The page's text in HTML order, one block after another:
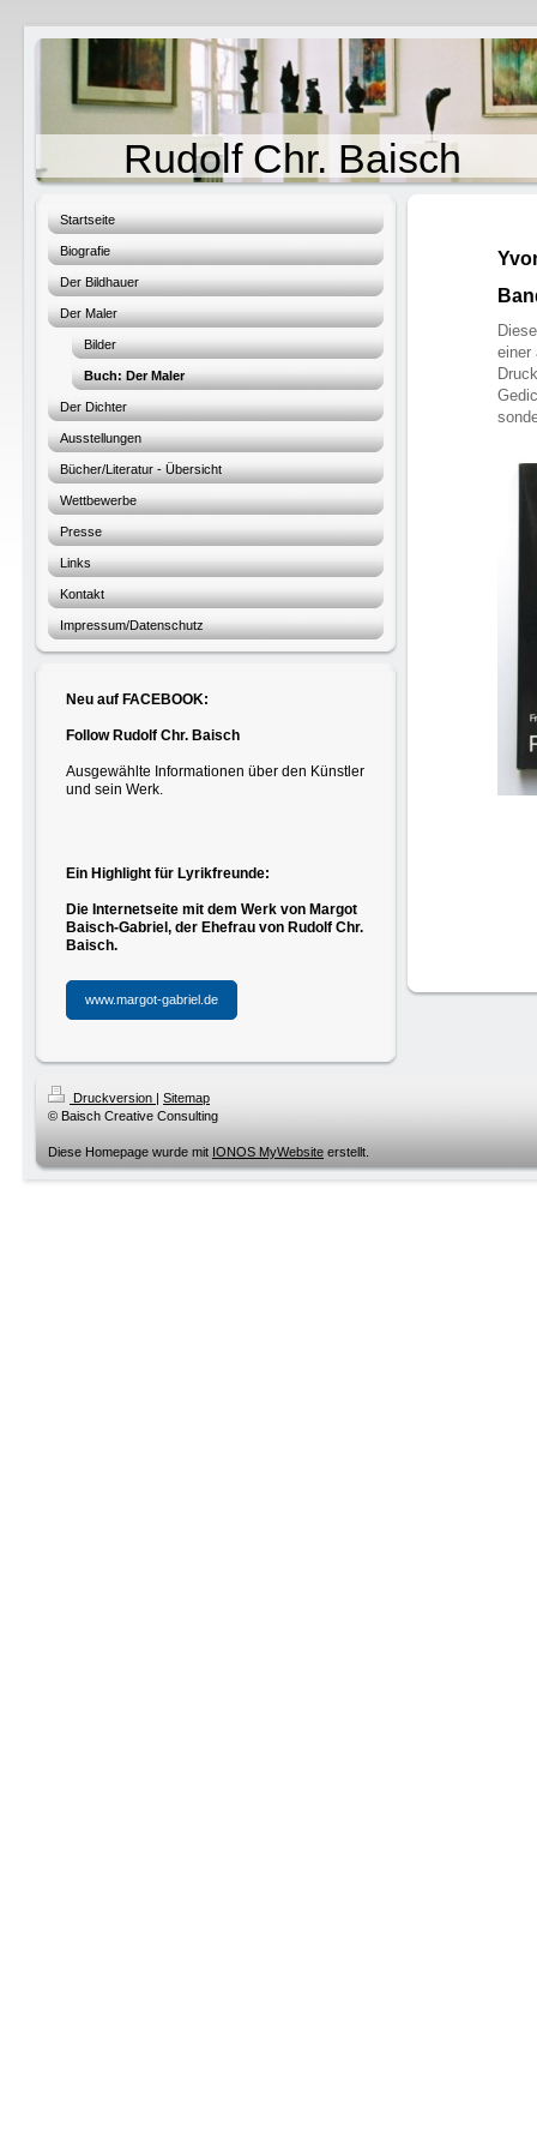
Rudolf Chr. Baisch
Startseite
Biografie
Der Bildhauer
Der Maler
Bilder
Buch: Der Maler
Der Dichter
Ausstellungen
Bücher/Literatur - Übersicht
Wettbewerbe
Presse
Links
Kontakt
Impressum/Datenschutz
Neu auf FACEBOOK:
Follow Rudolf Chr. Baisch
Ausgewählte Informationen über den Künstler
und sein Werk.
Ein Highlight für Lyrikfreunde:
Die Internetseite mit dem Werk von Margot
Baisch-Gabriel, der Ehefrau von Rudolf Chr.
Baisch.
www.margot-gabriel.de
einer
Druckversion | Sitemap
© Baisch Creative Consulting
Diese Homepage wurde mit IONOS MyWebsite erstellt.